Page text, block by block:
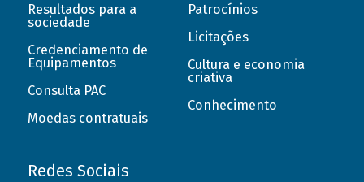
Resultados para a
sociedade
Credenciamento de
Equipamentos
Consulta PAC
Moedas contratuais
Patrocínios
Licitações
Cultura e economia
criativa
Conhecimento
Redes Sociais